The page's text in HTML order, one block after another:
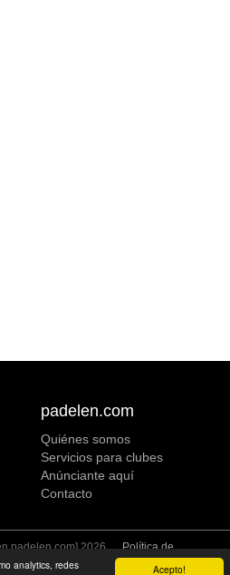
Acepto!
analytics, redes
padelen.com
Quiénes somos
Servicios para clubes
Anúnciante aquí
Contacto
padelen.com] 2026
Política de
de Cookies